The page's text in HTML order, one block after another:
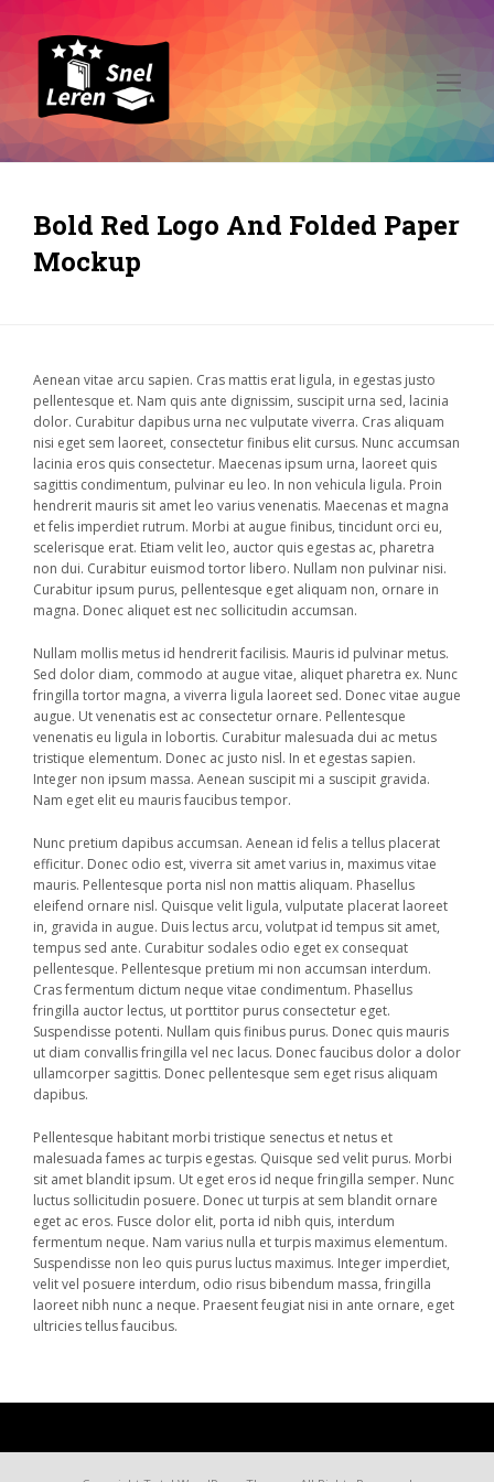
Bold Red Logo And Folded Paper
Mockup
Aenean vitae arcu sapien. Cras mattis erat ligula, in egestas justo
pellentesque et. Nam quis ante dignissim, suscipit urna sed, lacinia
dolor. Curabitur dapibus urna nec vulputate viverra. Cras aliquam
nisi eget sem laoreet, consectetur finibus elit cursus. Nunc accumsan
lacinia eros quis consectetur. Maecenas ipsum urna, laoreet quis
sagittis condimentum, pulvinar eu leo. In non vehicula ligula. Proin
hendrerit mauris sit amet leo varius venenatis. Maecenas et magna
et felis imperdiet rutrum. Morbi at augue finibus, tincidunt orci eu,
scelerisque erat. Etiam velit leo, auctor quis egestas ac, pharetra
non dui. Curabitur euismod tortor libero. Nullam non pulvinar nisi.
Curabitur ipsum purus, pellentesque eget aliquam non, ornare in
magna. Donec aliquet est nec sollicitudin accumsan.
Nullam mollis metus id hendrerit facilisis. Mauris id pulvinar metus.
Sed dolor diam, commodo at augue vitae, aliquet pharetra ex. Nunc
fringilla tortor magna, a viverra ligula laoreet sed. Donec vitae augue
augue. Ut venenatis est ac consectetur ornare. Pellentesque
venenatis eu ligula in lobortis. Curabitur malesuada dui ac metus
tristique elementum. Donec ac justo nisl. In et egestas sapien.
Integer non ipsum massa. Aenean suscipit mi a suscipit gravida.
Nam eget elit eu mauris faucibus tempor.
Nunc pretium dapibus accumsan. Aenean id felis a tellus placerat
efficitur. Donec odio est, viverra sit amet varius in, maximus vitae
mauris. Pellentesque porta nisl non mattis aliquam. Phasellus
eleifend ornare nisl. Quisque velit ligula, vulputate placerat laoreet
in, gravida in augue. Duis lectus arcu, volutpat id tempus sit amet,
tempus sed ante. Curabitur sodales odio eget ex consequat
pellentesque. Pellentesque pretium mi non accumsan interdum.
Cras fermentum dictum neque vitae condimentum. Phasellus
fringilla auctor lectus, ut porttitor purus consectetur eget.
Suspendisse potenti. Nullam quis finibus purus. Donec quis mauris
ut diam convallis fringilla vel nec lacus. Donec faucibus dolor a dolor
ullamcorper sagittis. Donec pellentesque sem eget risus aliquam
dapibus.
Pellentesque habitant morbi tristique senectus et netus et
malesuada fames ac turpis egestas. Quisque sed velit purus. Morbi
sit amet blandit ipsum. Ut eget eros id neque fringilla semper. Nunc
luctus sollicitudin posuere. Donec ut turpis at sem blandit ornare
eget ac eros. Fusce dolor elit, porta id nibh quis, interdum
fermentum neque. Nam varius nulla et turpis maximus elementum.
Suspendisse non leo quis purus luctus maximus. Integer imperdiet,
velit vel posuere interdum, odio risus bibendum massa, fringilla
laoreet nibh nunc a neque. Praesent feugiat nisi in ante ornare, eget
ultricies tellus faucibus.